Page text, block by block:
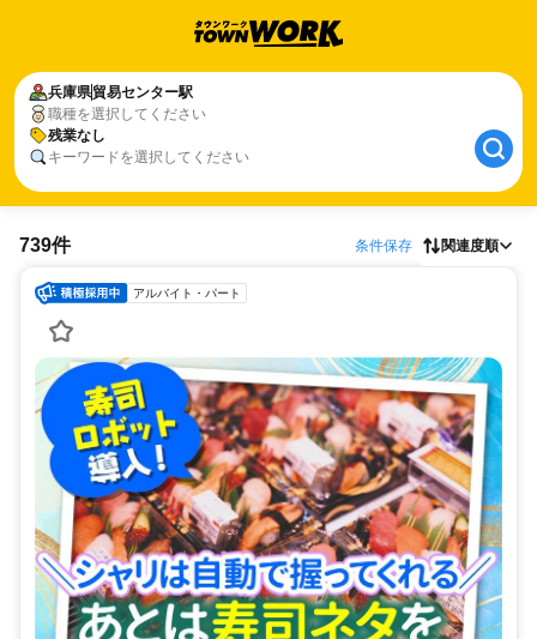
兵庫県貿易センター駅
職種を選択してください
残業なし
キーワードを選択してください
739件 条件保存 関連度順
アルバイト・パート